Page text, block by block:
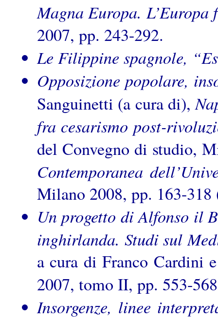
Magna Europa.
2007, pp. 243-292.
Le Filippine spagnole,
Opposizione popolare,
Sanguinetti (a cura di),
fra cesarismo post-
del Convegno di studio,
Contemporanea
Milano 2008, pp. 163-
Un progetto di Alfonso il
inghirlanda. Studi sul
a cura di Franco Cardini
2007, tomo II, pp. 553-
Insorgenze, linee